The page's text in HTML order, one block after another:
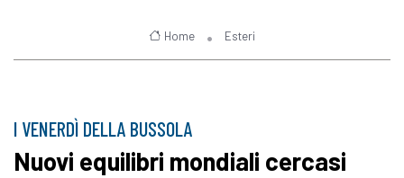
Home Esteri
I VENERDÌ DELLA BUSSOLA
Nuovi equilibri mondiali cercasi